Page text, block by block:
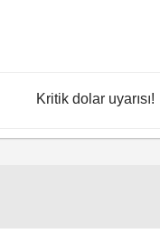
Kritik dolar uyarısı!